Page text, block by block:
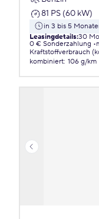
81 PS (60 kW)
in 3 bis 5
Leasingdetails:30
0 € Sonderzahlung
Kraftstoffverbrauch
kombiniert: 106 g/km